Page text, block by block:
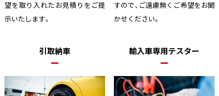
望を取り入れたお見積りをご提
示いたします。
すので、ご遠慮無くご希望をお聞
かせください。
引取納車 輸入車専用テスター